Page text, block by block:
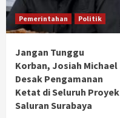
Pemerintahan Politik
Jangan Tunggu
Korban, Josiah Michael
Desak Pengamanan
Ketat di Seluruh Proyek
Saluran Surabaya